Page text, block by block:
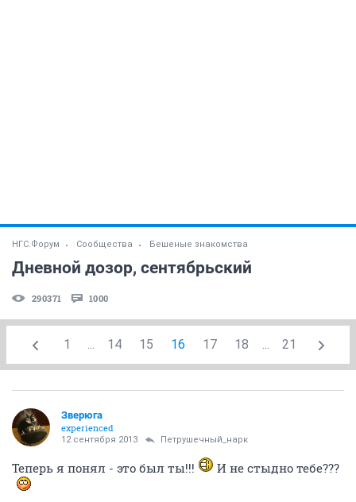
НГС.Форум Сообщества Бешеные знакомства
Дневной дозор, сентябрьский
290371 1000
1 14 15 16 17 18 21
Зверюга
experienced
12 сентября 2013 Петрушечный_нарк
Теперь я понял - это был ты!!! И не стыдно тебе???